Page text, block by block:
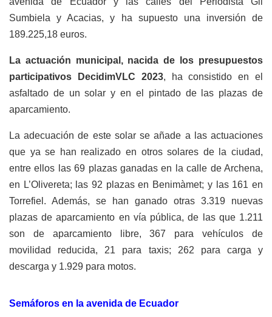
Sumbiela y Acacias, y ha supuesto una inversión de
189.225,18 euros.
La actuación municipal, nacida de los presupuestos
participativos DecidimVLC 2023, ha consistido en el
asfaltado de un solar y en el pintado de las plazas de
aparcamiento.
La adecuación de este solar se añade a las actuaciones
que ya se han realizado en otros solares de la ciudad,
entre ellos las 69 plazas ganadas en la calle de Archena,
en L’Olivereta; las 92 plazas en Benimàmet; y las 161 en
Torrefiel. Además, se han ganado otras 3.319 nuevas
plazas de aparcamiento en vía pública, de las que 1.211
son de aparcamiento libre, 367 para vehículos de
movilidad reducida, 21 para taxis; 262 para carga y
descarga y 1.929 para motos.
Semáforos en la avenida de Ecuador